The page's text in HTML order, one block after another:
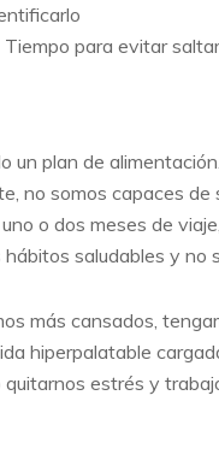
para evitar
un plan de
no somos capaces de
o dos meses de
saludables y no
más cansados,
hiperpalatable
estrés y